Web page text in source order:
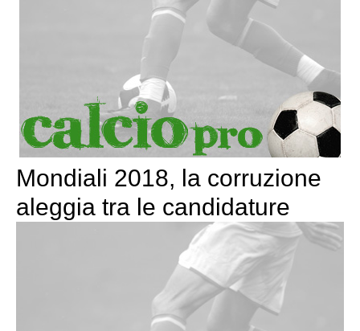
Mondiali 2018, la corruzione
aleggia tra le candidature